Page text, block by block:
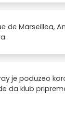
Marseillea,
je poduzeo
da klub